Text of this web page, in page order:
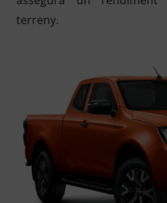
terreny.